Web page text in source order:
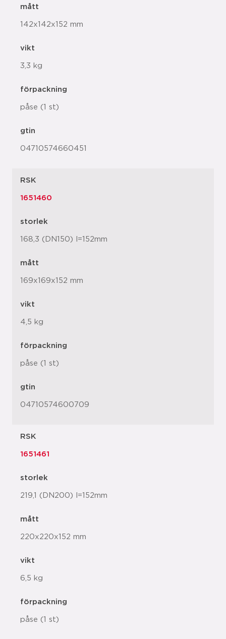
mått
142x142x152 mm
vikt
3,3 kg
förpackning
påse (1 st)
gtin
04710574660451
RSK
1651460
storlek
168,3 (DN150) l=152mm
mått
169x169x152 mm
vikt
4,5 kg
förpackning
påse (1 st)
gtin
04710574600709
RSK
1651461
storlek
219,1 (DN200) l=152mm
mått
220x220x152 mm
vikt
6,5 kg
förpackning
påse (1 st)